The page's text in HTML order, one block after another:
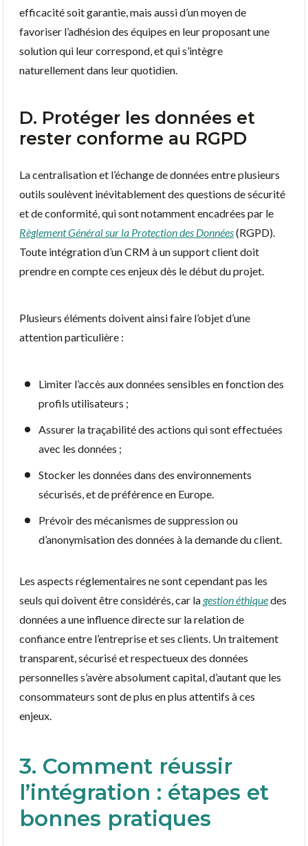
efficacité soit garantie, mais aussi d’un moyen de
favoriser l’adhésion des équipes en leur proposant une
solution qui leur correspond, et qui s’intègre
naturellement dans leur quotidien.
D. Protéger les données et
rester conforme au RGPD
La centralisation et l’échange de données entre plusieurs
outils soulèvent inévitablement des questions de sécurité
et de conformité, qui sont notamment encadrées par le
Règlement Général sur la Protection des Données(RGPD).
Toute intégration d’un CRM à un support client doit
prendre en compte ces enjeux dès le début du projet.
Plusieurs éléments doivent ainsi faire l’objet d’une
attention particulière :
Limiter l’accès aux données sensibles en fonction des
profils utilisateurs ;
Assurer la traçabilité des actions qui sont effectuées
avec les données ;
Stocker les données dans des environnements
sécurisés, et de préférence en Europe.
Prévoir des mécanismes de suppression ou
d’anonymisation des données à la demande du client.
Les aspects réglementaires ne sont cependant pas les
seuls qui doivent être considérés, car lagestion éthiquedes
données a une influence directe sur la relation de
confiance entre l’entreprise et ses clients. Un traitement
transparent, sécurisé et respectueux des données
personnelles s’avère absolument capital, d’autant que les
consommateurs sont de plus en plus attentifs à ces
enjeux.
3. Comment réussir
l’intégration : étapes et
bonnes pratiques